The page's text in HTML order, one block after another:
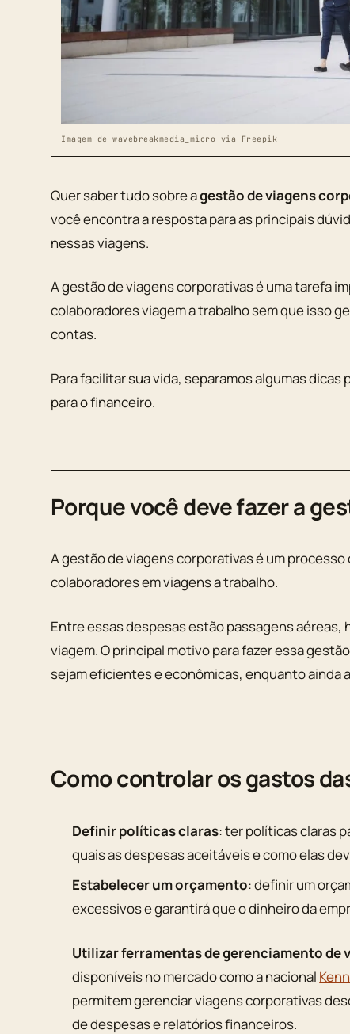
Imagem de wavebreakmedia_micro via Freepik
Quer saber tudo sobre agestão de viagens
você encontra a resposta para as principais
nessas viagens.
A gestão de viagens corporativas é uma tarefa
colaboradores viagem a trabalho sem que isso
contas.
Para facilitar sua vida, separamos algumas
para o financeiro.
Porque você deve fazer a
A gestão de viagens corporativas é um
colaboradores em viagens a trabalho.
Entre essas despesas estão passagens
viagem. O principal motivo para fazer essa
sejam eficientes e econômicas, enquanto ainda
Como controlar os gastos
Definir políticas claras: ter políticas claras
quais as despesas aceitáveis e como elas
Estabelecer um orçamento: definir um
excessivos e garantirá que o dinheiro da
Utilizar ferramentas de gerenciamento de
disponíveis no mercado como a nacional
permitem gerenciar viagens corporativas
de despesas e relatórios financeiros.